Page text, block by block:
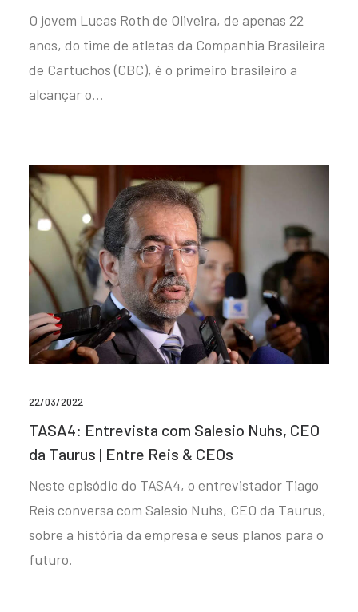
O jovem Lucas Roth de Oliveira, de apenas 22
anos, do time de atletas da Companhia Brasileira
de Cartuchos (CBC), é o primeiro brasileiro a
alcançar o…
22/03/2022
TASA4: Entrevista com Salesio Nuhs, CEO
da Taurus | Entre Reis & CEOs
Neste episódio do TASA4, o entrevistador Tiago
Reis conversa com Salesio Nuhs, CEO da Taurus,
sobre a história da empresa e seus planos para o
futuro.